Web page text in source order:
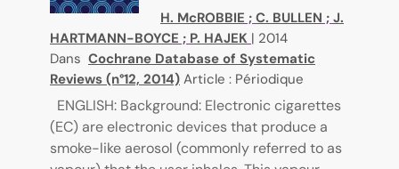
H. McROBBIE ; C. BULLEN ; J.
HARTMANN-BOYCE ; P. HAJEK | 2014
Dans Cochrane Database of Systematic
Reviews (n°12, 2014) Article : Périodique
ENGLISH: Background: Electronic cigarettes
(EC) are electronic devices that produce a
smoke-like aerosol (commonly referred to as